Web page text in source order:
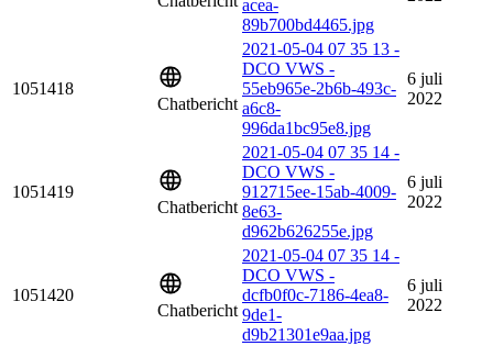
acea-
89b700bd4465.jpg
1051418
Chatbericht
2021-05-04 07 35 13 -
DCO VWS -
55eb965e-2b6b-493c-
a6c8-
996da1bc95e8.jpg
6 juli
2022
1051419
Chatbericht
2021-05-04 07 35 14 -
DCO VWS -
912715ee-15ab-4009-
8e63-
d962b626255e.jpg
6 juli
2022
1051420
Chatbericht
2021-05-04 07 35 14 -
DCO VWS -
dcfb0f0c-7186-4ea8-
9de1-
d9b21301e9aa.jpg
6 juli
2022